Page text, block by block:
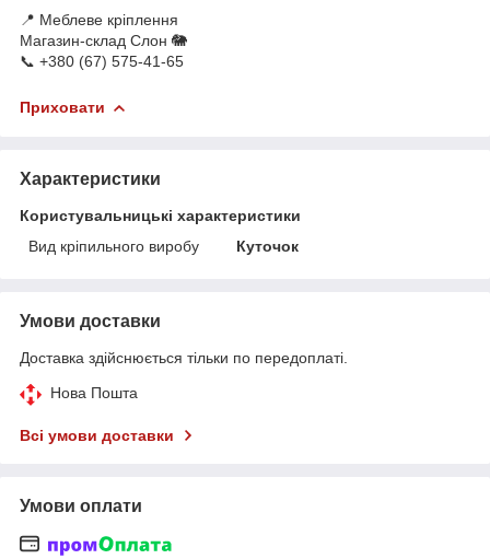
📍 Меблеве кріплення
Магазин-склад Слон 🐘
📞 +380 (67) 575-41-65
Приховати
Характеристики
Користувальницькі характеристики
Вид кріпильного виробу
Куточок
Умови доставки
Доставка здійснюється тільки по передоплаті.
Нова Пошта
Всі умови доставки
Умови оплати